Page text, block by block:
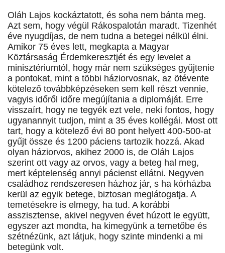
Oláh Lajos kockáztatott, és soha nem bánta meg.
Azt sem, hogy végül Rákospalotán maradt. Tizenhét
éve nyugdíjas, de nem tudna a betegei nélkül élni.
Amikor 75 éves lett, megkapta a Magyar
Köztársaság Érdemkeresztjét és egy levelet a
minisztériumtól, hogy már nem szükséges gyűjtenie
a pontokat, mint a többi háziorvosnak, az ötévente
kötelező továbbképzéseken sem kell részt vennie,
vagyis időről időre megújítania a diplomáját. Erre
visszaírt, hogy ne tegyék ezt vele, neki fontos, hogy
ugyanannyit tudjon, mint a 35 éves kollégái. Most ott
tart, hogy a kötelező évi 80 pont helyett 400-500-at
gyűjt össze és 1200 páciens tartozik hozzá. Akad
olyan háziorvos, akihez 2000 is, de Oláh Lajos
szerint ott vagy az orvos, vagy a beteg hal meg,
mert képtelenség annyi pácienst ellátni. Negyven
családhoz rendszeresen házhoz jár, s ha kórházba
kerül az egyik betege, biztosan meglátogatja. A
temetésekre is elmegy, ha tud. A korábbi
asszisztense, akivel negyven évet húzott le együtt,
egyszer azt mondta, ha kimegyünk a temetőbe és
szétnézünk, azt látjuk, hogy szinte mindenki a mi
betegünk volt.